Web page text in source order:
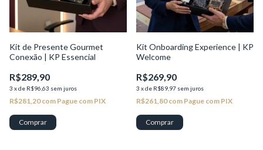
Kit de Presente Gourmet
Conexão | KP Essencial
R$289,90
3 xde R$96,63 sem juros
R$281,20com Pague com PIX
Kit Onboarding Experience | KP
Welcome
R$269,90
3 xde R$89,97 sem juros
R$261,80com Pague com PIX